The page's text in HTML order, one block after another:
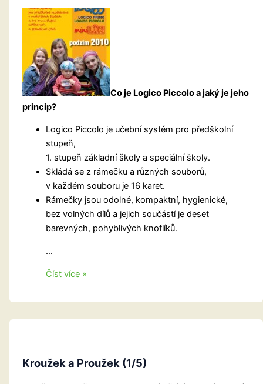
Co je Logico Piccolo a jaký je jeho
princip?
Logico Piccolo je učební systém pro předškolní
stupeň,
1. stupeň základní školy a speciální školy.
Skládá se z rámečku a různých souborů,
v každém souboru je 16 karet.
Rámečky jsou odolné, kompaktní, hygienické,
bez volných dílů a jejich součástí je deset
barevných, pohyblivých knoflíků.
…
Učební
Logico
Číst více »
Kroužek a Proužek (1/5)